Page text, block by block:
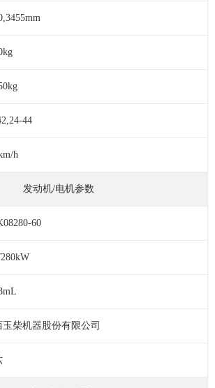
44
h
发动机/电机参数
60
玉柴机器股份有限公司